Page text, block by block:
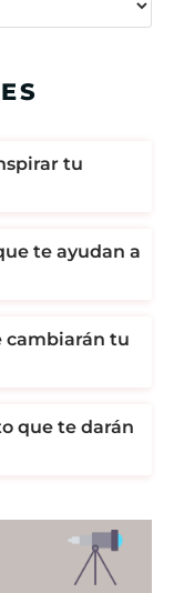
tu
te ayudan a
cambiarán tu
que te darán